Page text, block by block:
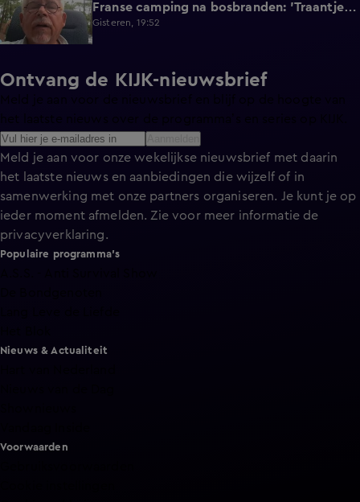
Franse camping na bosbranden: 'Traantje
gelaten'
Gisteren, 19:52
Ontvang de KIJK-nieuwsbrief
Meld je aan voor onze wekelijkse nieuwsbrief met daarin
het laatste nieuws en aanbiedingen die wijzelf of in
samenwerking met onze partners organiseren. Je kunt je op
ieder moment afmelden. Zie voor meer informatie de
privacyverklaring.
Populaire programma's
Nieuws & Actualiteit
Voorwaarden